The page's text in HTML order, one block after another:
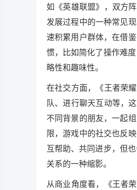
如《英雄联盟》，双方
发展过程中的一种常见
速积累用户群体，在借
惯，比如简化了操作难
略性和趣味性。
在社交方面，《王者荣
队、进行聊天互动等，
不同背景的朋友，一起
限，游戏中的社交也反
互帮助、共同进步，但
关系的一种缩影。
从商业角度看，《王者